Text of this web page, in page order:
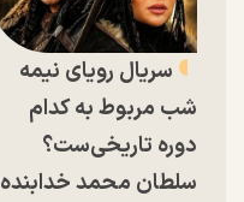
سریال رویای نیمه
شب مربوط به کدام
دوره تاریخی‌ست؟
سلطان محمد خدابنده